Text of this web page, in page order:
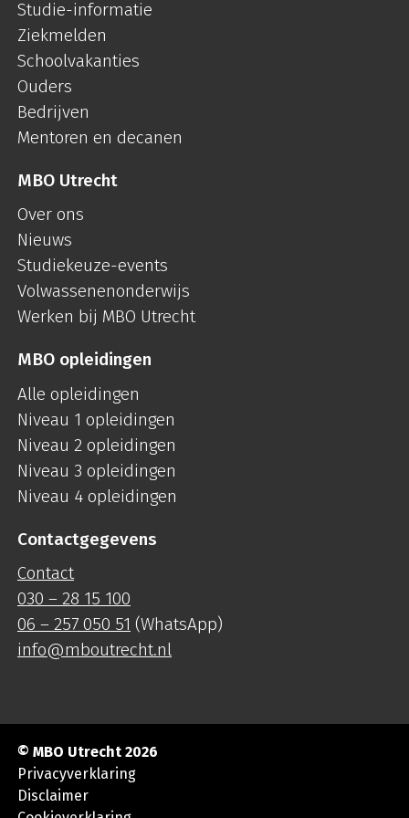
Studie-informatie
Ziekmelden
Schoolvakanties
Ouders
Bedrijven
Mentoren en decanen
MBO Utrecht
Over ons
Nieuws
Studiekeuze-events
Volwassenenonderwijs
Werken bij MBO Utrecht
MBO opleidingen
Alle opleidingen
Niveau 1 opleidingen
Niveau 2 opleidingen
Niveau 3 opleidingen
Niveau 4 opleidingen
Contactgegevens
Contact
030 – 28 15 100
06 – 257 050 51 (WhatsApp)
info@mboutrecht.nl
© MBO Utrecht 2026
Privacyverklaring
Disclaimer